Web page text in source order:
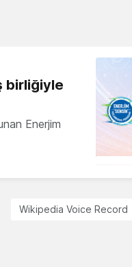
birliğiyle
Enerjim
Wikipedia Voice Record